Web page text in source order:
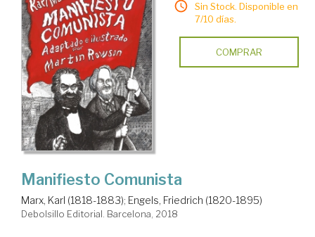
Sin Stock. Disponible en
7/10 días.
COMPRAR
Manifiesto Comunista
Marx, Karl (1818-1883); Engels, Friedrich (1820-1895)
Debolsillo Editorial. Barcelona, 2018